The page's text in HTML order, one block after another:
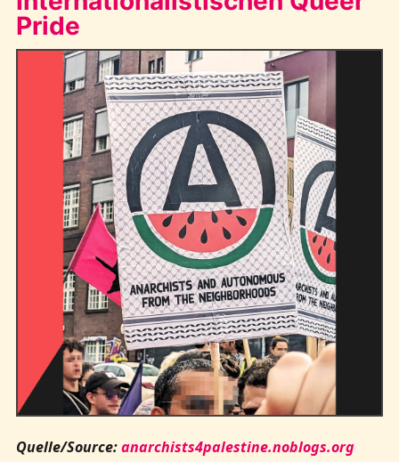
Pride
Quelle/Source:anarchists4palestine.noblogs.org